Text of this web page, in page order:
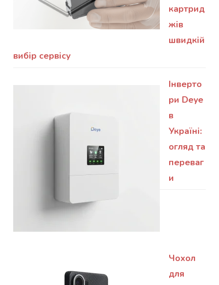
картрид
жів
швидкій
вибір сервісу
Інверто
ри Deye
в
Україні:
огляд та
переваг
и
Чохол
для